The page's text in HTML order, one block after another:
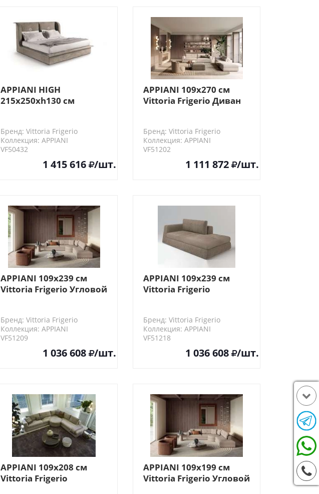
APPIANI HIGH
215x250xh130 см
Бренд: Vittoria Frigerio
Коллекция: APPIANI
VF50432
1 415 616 /шт.
APPIANI 109х270 см
Vittoria Frigerio Диван
Бренд: Vittoria Frigerio
Коллекция: APPIANI
VF51202
1 111 872 /шт.
APPIANI 109х239 см
Vittoria Frigerio Угловой
Бренд: Vittoria Frigerio
Коллекция: APPIANI
VF51209
1 036 608 /шт.
APPIANI 109х239 см
Vittoria Frigerio
угол)
Бренд: Vittoria Frigerio
Коллекция: APPIANI
VF51218
1 036 608 /шт.
APPIANI 109х208 см
Vittoria Frigerio
APPIANI 109х199 см
Vittoria Frigerio Угловой